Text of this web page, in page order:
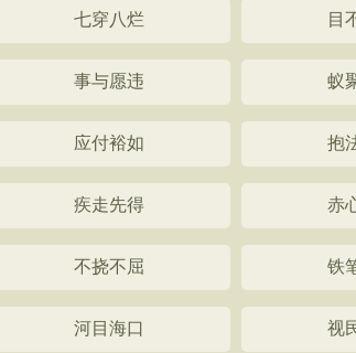
七穿八烂 目
事与愿违 蚁
应付裕如 抱
疾走先得 赤
不挠不屈 铁
河目海口 视